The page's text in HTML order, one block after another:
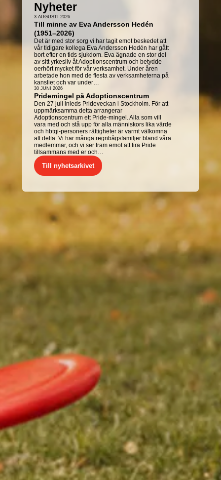
Nyheter
3 AUGUSTI 2026
Till minne av Eva Andersson Hedén
(1951–2026)
Det är med stor sorg vi har tagit emot beskedet att
vår tidigare kollega Eva Andersson Hedén har gått
bort efter en tids sjukdom. Eva ägnade en stor del
av sitt yrkesliv åt Adoptionscentrum och betydde
oerhört mycket för vår verksamhet. Under åren
arbetade hon med de flesta av verksamheterna på
kansliet och var under…
30 JUNI 2026
Pridemingel på Adoptionscentrum
Den 27 juli inleds Prideveckan i Stockholm. För att
uppmärksamma detta arrangerar
Adoptionscentrum ett Pride-mingel. Alla som vill
vara med och stå upp för alla människors lika värde
och hbtqi-personers rättigheter är varmt välkomna
att delta. Vi har många regnbågsfamiljer bland våra
medlemmar, och vi ser fram emot att fira Pride
tillsammans med er och…
Till nyhetsarkivet